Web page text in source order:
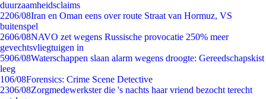
duurzaamheidsclaims
2206/08Iran en Oman eens over route Straat van Hormuz, VS
buitenspel
2606/08NAVO zet wegens Russische provocatie 250% meer
gevechtsvliegtuigen in
5906/08Waterschappen slaan alarm wegens droogte: Gereedschapskist
leeg
106/08Forensics: Crime Scene Detective
2306/08Zorgmedewerkster die 's nachts haar vriend bezocht terecht